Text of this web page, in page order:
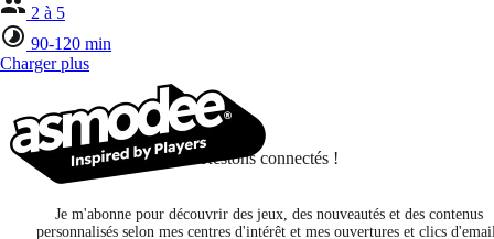
2 à 5
90-120 min
Charger plus
Restons connectés !
Je m'abonne pour découvrir des jeux, des nouveautés et des contenus
personnalisés selon mes centres d'intérêt et mes ouvertures et clics